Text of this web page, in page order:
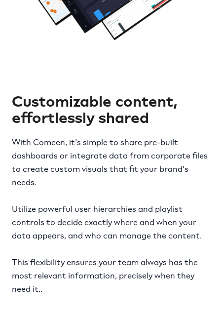
Customizable content,
effortlessly shared
With Comeen, it's simple to share pre-built
dashboards or integrate data from corporate files
to create custom visuals that fit your brand's
needs.
Utilize powerful user hierarchies and playlist
controls to decide exactly where and when your
data appears, and who can manage the content.
This flexibility ensures your team always has the
most relevant information, precisely when they
need it..